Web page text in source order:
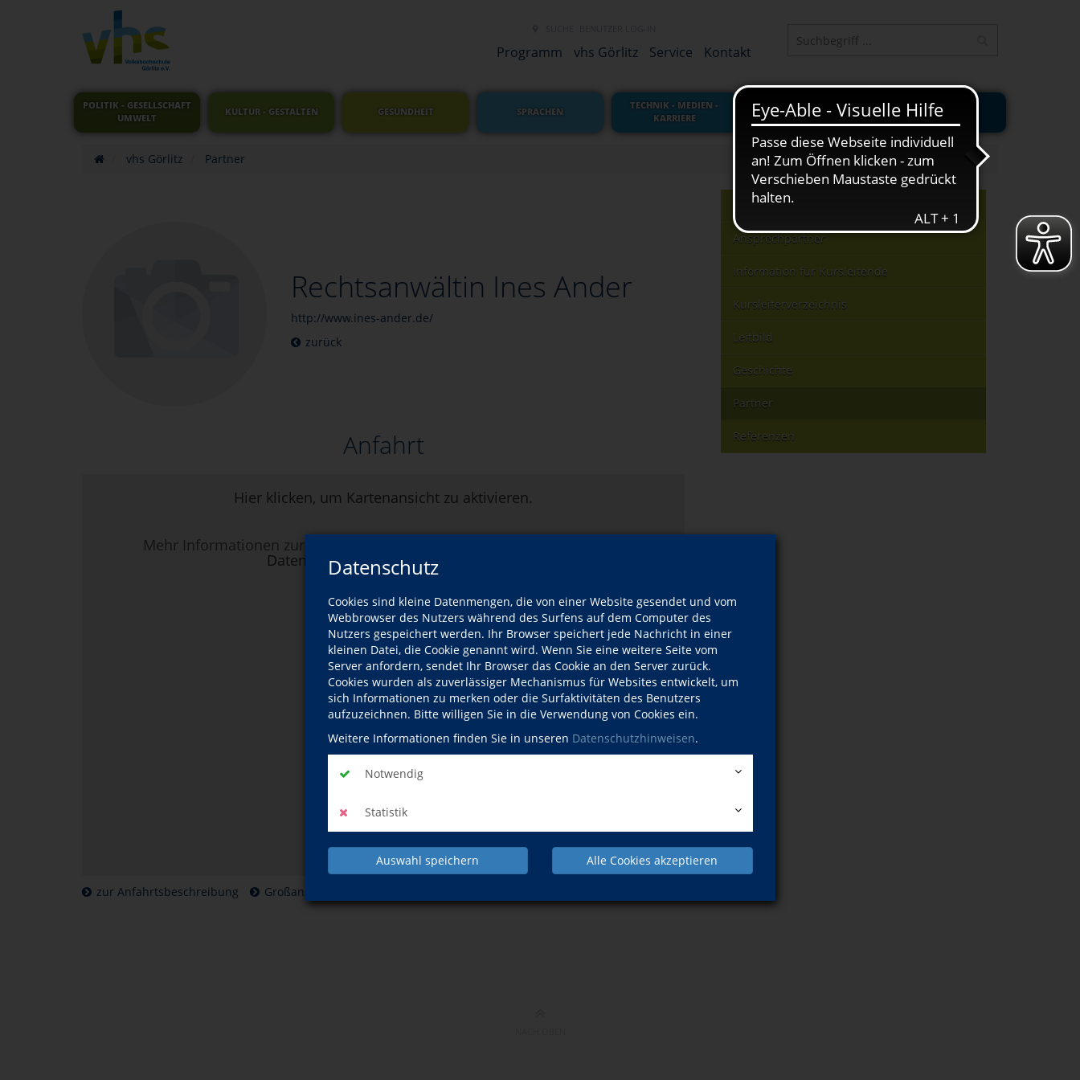
Datenschutz
Cookies sind kleine Datenmengen, die von einer Website gesendet und vom
Webbrowser des Nutzers während des Surfens auf dem Computer des
Nutzers gespeichert werden. Ihr Browser speichert jede Nachricht in einer
kleinen Datei, die Cookie genannt wird. Wenn Sie eine weitere Seite vom
Server anfordern, sendet Ihr Browser das Cookie an den Server zurück.
Cookies wurden als zuverlässiger Mechanismus für Websites entwickelt, um
sich Informationen zu merken oder die Surfaktivitäten des Benutzers
aufzuzeichnen. Bitte willigen Sie in die Verwendung von Cookies ein.
Weitere Informationen finden Sie in unseren Datenschutzhinweisen.
Notwendig
Statistik
Auswahl speichern Alle Cookies akzeptieren
Programm vhs Görlitz Service Kontakt
POLITIK - GESELLSCHAFT
UMWELT
KULTUR - GESTALTEN GESUNDHEIT SPRACHEN
TECHNIK - MEDIEN -
KARRIERE
JUNGE VHS ONLINE-KURSE
vhs Görlitz Partner
Rechtsanwältin Ines Ander
http://www.ines-ander.de/
zurück
Anfahrt
Hier klicken, um Kartenansicht zu aktivieren.
Mehr Informationen zur Nutzung von Google-Maps können Sie unserer
Datenschutzerklärungentnehmen.
zur Anfahrtsbeschreibung Großansicht der Karte öffnen
vhs Görlitz
Ansprechpartner
Information für Kursleitende
Kursleiterverzeichnis
Leitbild
Geschichte
Partner
Referenzen